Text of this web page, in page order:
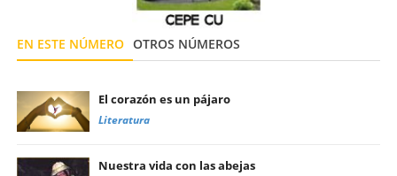
EN ESTE NÚMERO OTROS NÚMEROS
El corazón es un pájaro
Literatura
Nuestra vida con las abejas